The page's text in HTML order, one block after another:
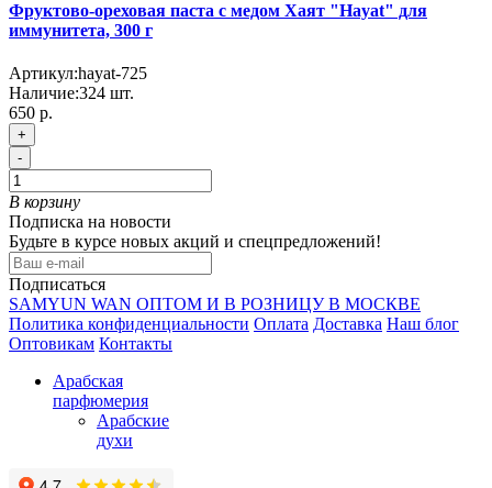
Фруктово-ореховая паста с медом Хаят "Hayat" для
иммунитета, 300 г
Артикул:hayat-725
Наличие:324 шт.
650 р.
+
-
В корзину
Подписка на новости
Будьте в курсе новых акций и спецпредложений!
Подписаться
SAMYUN WAN ОПТОМ И В РОЗНИЦУ В МОСКВЕ
Политика конфиденциальности Оплата Доставка Наш блог
Оптовикам Контакты
Арабская
парфюмерия
Арабские
духи